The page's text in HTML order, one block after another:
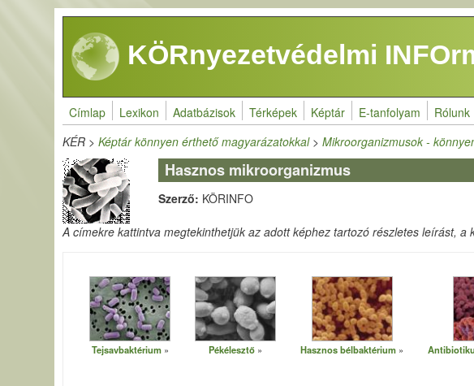
Ugrás a tartalomra
KÖRnyezetvédelmi
Címlap Lexikon Adatbázisok Térképek Képtár E-tanfolyam Rólunk
KÉR >Képtár könnyen érthető magyarázatokkal>Mikroorganizmusok -
Hasznos mikroorganizmus
Szerző: KÖRINFO
A címekre kattintva megtekinthetjük az adott képhez tartozó részletes leírást, a
Tejsavbaktérium Pékélesztő Hasznos bélbaktérium